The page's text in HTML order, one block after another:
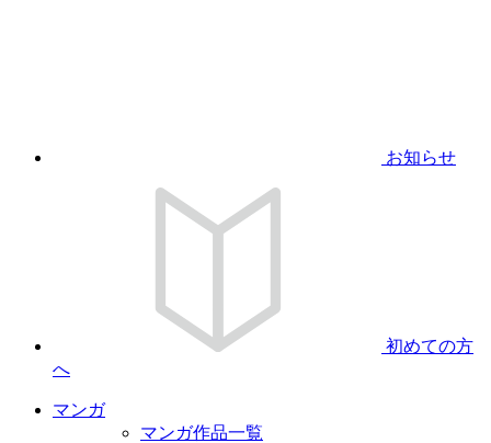
お知らせ
初めての方
へ
マンガ
マンガ作品一覧